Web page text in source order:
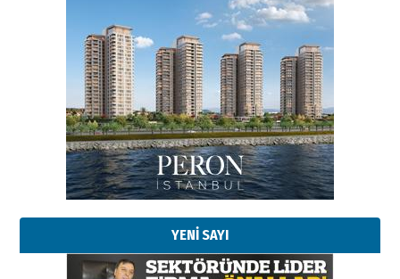
YENİ SAYI
Esat BİNDESEN
Başkan Sekmen’den Erzurum’a
bir vizyon proje daha!
02 Ağustos 2026 Pazar
Kadir SABUNCUOĞLU
Erzurumspor’un köşe taşları
29 Haziran 2026 Pazartesi
Kenan GÜLERCİ
Murat Şahsuvaroğlu ERKON’da